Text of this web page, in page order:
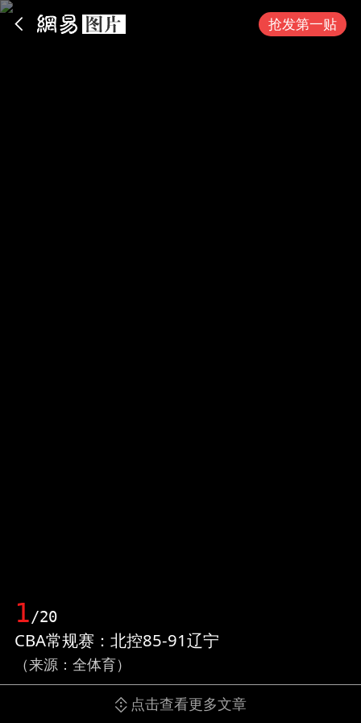
抢发第一贴
1/20
CBA常规赛：北控85-91辽宁
（来源：全体育）
点击查看更多文章
App内打开